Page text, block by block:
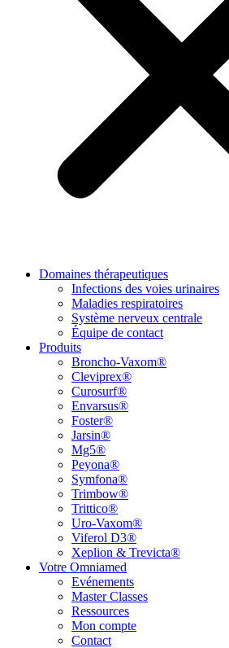
Domaines thérapeutiques
Infections des voies urinaires
Maladies respiratoires
Système nerveux centrale
Équipe de contact
Produits
Broncho-Vaxom®
Cleviprex®
Curosurf®
Envarsus®
Foster®
Jarsin®
Mg5®
Peyona®
Symfona®
Trimbow®
Trittico®
Uro-Vaxom®
Viferol D3®
Xeplion & Trevicta®
Votre Omniamed
Evénements
Master Classes
Ressources
Mon compte
Contact